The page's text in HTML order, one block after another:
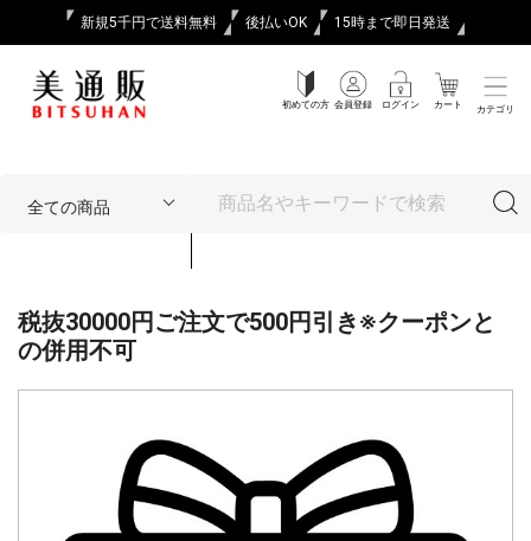
新規5千円で送料無料 後払いOK 15時まで即日発送
初めての方 会員登録 ログイン カート カテゴリ
税抜30000円ご注文で500円引き※クーポンと
の併用不可